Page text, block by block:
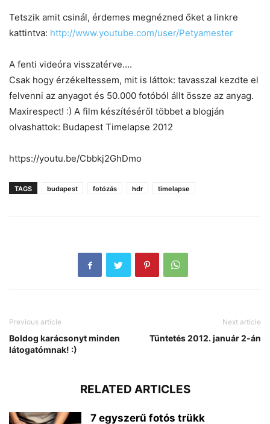
Tetszik amit csinál, érdemes megnézned őket a linkre
kattintva: http://www.youtube.com/user/Petyamester
A fenti videóra visszatérve….
Csak hogy érzékeltessem, mit is láttok: tavasszal kezdte el
felvenni az anyagot és 50.000 fotóból állt össze az anyag.
Maxirespect! :) A film készítéséről többet a blogján
olvashattok: Budapest Timelapse 2012
https://youtu.be/Cbbkj2GhDmo
TAGS budapest fotózás hdr timelapse
Previous article
Boldog karácsonyt minden
látogatómnak! :)
Next article
Tüntetés 2012. január 2-án
RELATED ARTICLES
7 egyszerű fotós trükk